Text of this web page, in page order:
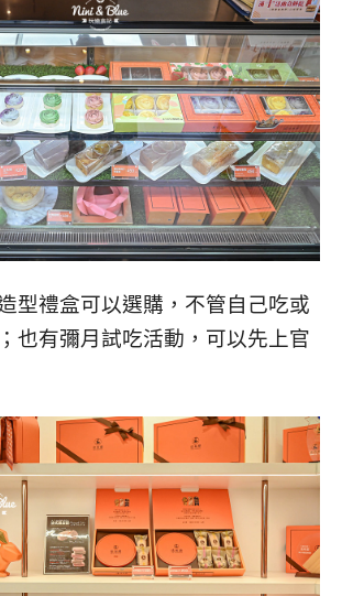
型禮盒可以選購，不管自己吃或
也有彌月試吃活動，可以先上官